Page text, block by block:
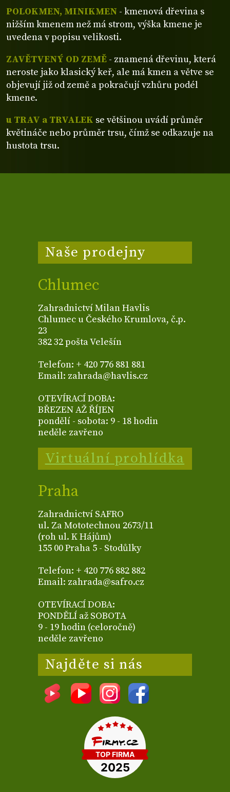
POLOKMEN, MINIKMEN - kmenová dřevina s
nižším kmenem než má strom, výška kmene je
uvedena v popisu velikosti.
ZAVĚTVENÝ OD ZEMĚ - znamená dřevinu, která
neroste jako klasický keř, ale má kmen a větve se
objevují již od země a pokračují vzhůru podél
kmene.
u TRAV a TRVALEK se většinou uvádí průměr
květináče nebo průměr trsu, čímž se odkazuje na
hustota trsu.
Naše prodejny
Chlumec
Zahradnictví Milan Havlis
Chlumec u Českého Krumlova, č.p.
23
382 32 pošta Velešín
Telefon: + 420 776 881 881
Email: zahrada@havlis.cz
OTEVÍRACÍ DOBA:
BŘEZEN AŽ ŘÍJEN
pondělí - sobota: 9 - 18 hodin
neděle zavřeno
Virtuální prohlídka
Praha
Zahradnictví SAFRO
ul. Za Mototechnou 2673/11
(roh ul. K Hájům)
155 00 Praha 5 - Stodůlky
Telefon: + 420 776 882 882
Email: zahrada@safro.cz
OTEVÍRACÍ DOBA:
PONDĚLÍ až SOBOTA
9 - 19 hodin (celoročně)
neděle zavřeno
Najděte si nás